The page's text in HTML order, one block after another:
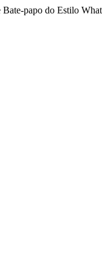
Bate-papo do Estilo